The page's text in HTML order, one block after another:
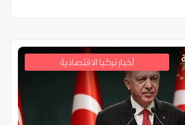
أخبار تركيا الاقتصادية